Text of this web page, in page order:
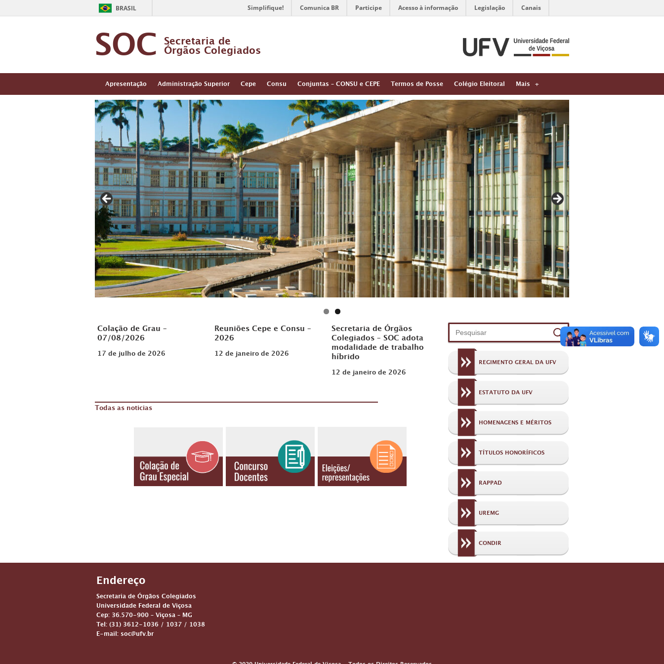
BRASIL Simplifique! Comunica BR Participe Acesso à informação Legislação Canais
SOC Secretaria de
Órgãos Colegiados
Apresentação Administração Superior Cepe Consu Conjuntas – CONSU e CEPE Termos de Posse Colégio Eleitoral Mais
Colação de Grau –
07/08/2026
17 de julho de 2026
Reuniões Cepe e Consu –
2026
12 de janeiro de 2026
Secretaria de Órgãos
Colegiados – SOC adota
modalidade de trabalho
híbrido
12 de janeiro de 2026
Todas as noticias
REGIMENTO GERAL DA UFV
ESTATUTO DA UFV
HOMENAGENS E MÉRITOS
TÍTULOS HONORÍFICOS
RAPPAD
UREMG
CONDIR
Endereço
Secretaria de Órgãos Colegiados
Universidade Federal de Viçosa
Cep: 36.570-900 – Viçosa – MG
Tel: (31) 3612-1036 / 1037 / 1038
E-mail: soc@ufv.br